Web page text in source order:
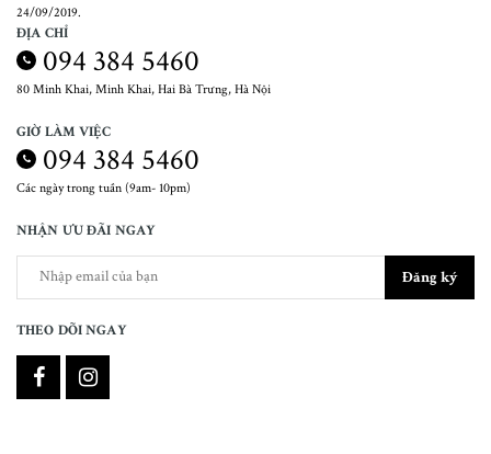
24/09/2019.
ĐỊA CHỈ
094 384 5460
80 Minh Khai, Minh Khai, Hai Bà Trưng, Hà Nội
GIỜ LÀM VIỆC
094 384 5460
Các ngày trong tuần (9am- 10pm)
NHẬN ƯU ĐÃI NGAY
Đăng ký
THEO DÕI NGAY